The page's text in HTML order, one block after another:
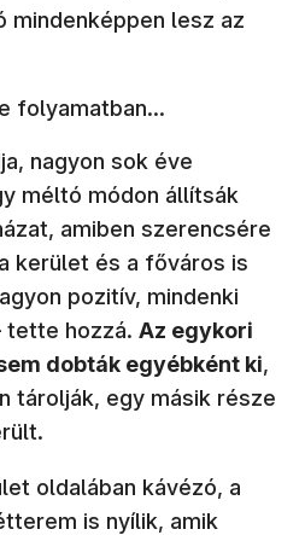
lesz az
folyamatban...
nagyon sok éve
méltó módon állítsák
amiben szerencsére
kerület és a főváros is
pozitív, mindenki
tette hozzá. Az egykori
dobták egyébként ki,
tárolják, egy másik része
oldalában kávézó, a
is nyílik, amik